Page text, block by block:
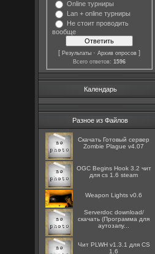
Online турниры
Lan + online турниры
Не стоит проводить
вообще
[Результаты ·Архив опросов ]
Всего ответов:1596
Календарь
Разное из Файлов
Скачать Готовый сервер
Zombie Plague v4.07
OGC Begins Hook 3.2 чит
для cs 1.6 steam
Weapon Lights v0.6
Serverdoc download/
скачать (Программа для
аутозапу...
Чит PLWH v1.3.1 для CS
1.6